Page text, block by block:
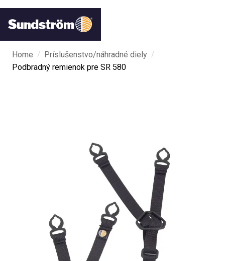
Home / Príslušenstvo/náhradné diely /
Podbradný remienok pre SR 580